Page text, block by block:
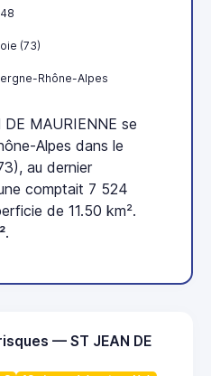
(73)
Rhône-Alpes
MAURIENNE se
Alpes dans le
au dernier
comptait 7 524
de 11.50 km².
.
— ST JEAN DE